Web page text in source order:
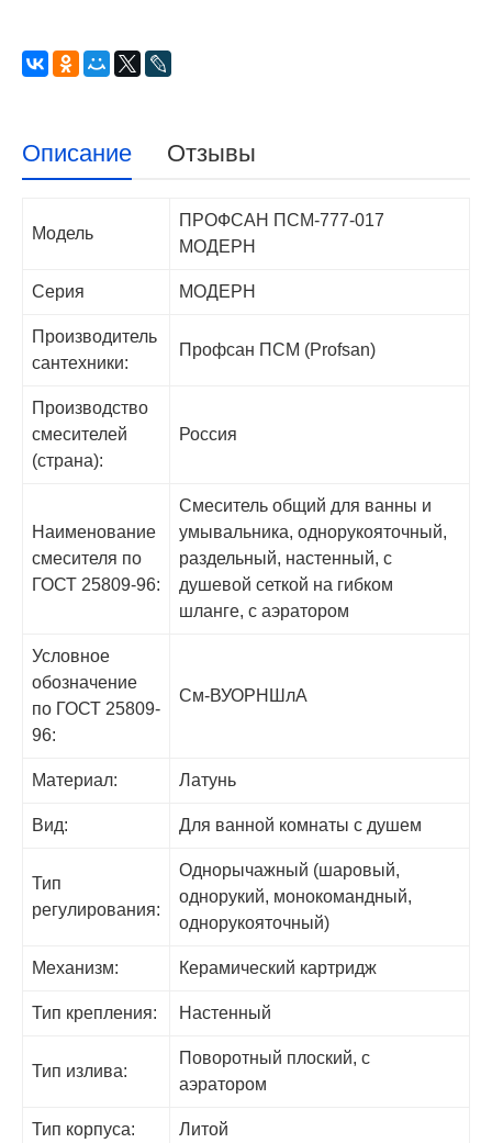
Описание Отзывы
Модель
ПРОФСАН ПСМ-777-017
МОДЕРН
Серия МОДЕРН
Производитель
сантехники:
Профсан ПСМ (Profsan)
Производство
смесителей
(страна):
Россия
Наименование
смесителя по
ГОСТ 25809-96:
Смеситель общий для ванны и
умывальника, однорукояточный,
раздельный, настенный, с
душевой сеткой на гибком
шланге, с аэратором
Условное
обозначение
по ГОСТ 25809-
96:
См-ВУОРНШлА
Материал: Латунь
Вид: Для ванной комнаты с душем
Тип
регулирования:
Однорычажный (шаровый,
однорукий, монокомандный,
однорукояточный)
Механизм: Керамический картридж
Тип крепления: Настенный
Тип излива:
Поворотный плоский, с
аэратором
Тип корпуса: Литой